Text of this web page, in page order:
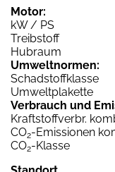
Motor:
kW / PS
Treibstoff
Hubraum
Umweltnormen:
Schadstoffklasse
Umweltplakette
Verbrauch und
Kraftstoffverbr.
CO2-Emissionen
CO2-Klasse